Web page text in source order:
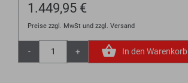
1.449,95 €
Preise zzgl. MwSt und zzgl. Versand
- + In den Warenkorb